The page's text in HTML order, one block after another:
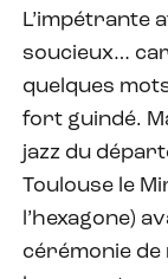
L’impétrante
soucieux…
quelques
fort guindé.
jazz du
Toulouse le
l’hexagone)
cérémonie de